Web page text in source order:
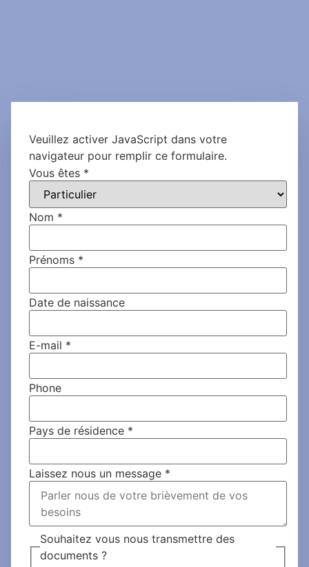
Veuillez activer JavaScript dans votre
navigateur pour remplir ce formulaire.
Vous êtes *
Nom *
Prénoms *
Date de naissance
E-mail *
Phone
Pays de résidence *
Laissez nous un message *
Souhaitez vous nous transmettre des
documents ?